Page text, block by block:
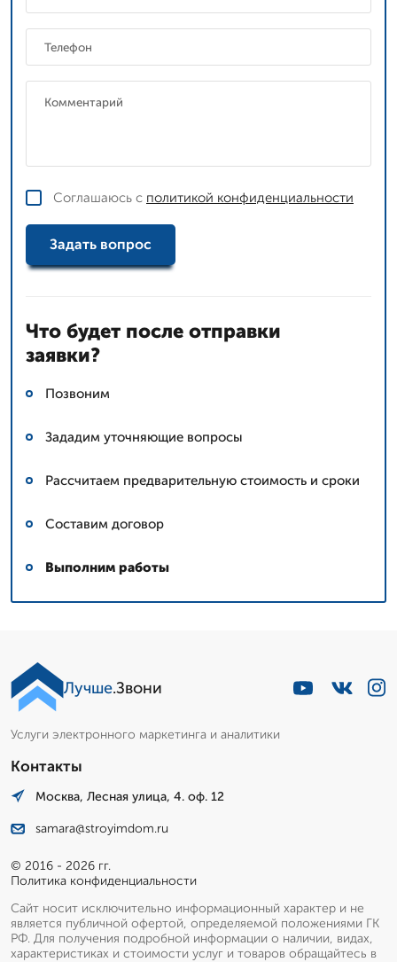
Соглашаюсь с политикой конфиденциальности
Задать вопрос
Что будет после отправки
заявки?
Позвоним
Зададим уточняющие вопросы
Рассчитаем предварительную стоимость и сроки
Составим договор
Выполним работы
Лучше.Звони
Услуги электронного маркетинга и аналитики
Контакты
Москва, Лесная улица, 4. оф. 12
samara@stroyimdom.ru
© 2016 - 2026 гг.
Политика конфиденциальности
Сайт носит исключительно информационный характер и не
является публичной офертой, определяемой положениями ГК
РФ. Для получения подробной информации о наличии, видах,
характеристиках и стоимости услуг и товаров обращайтесь в